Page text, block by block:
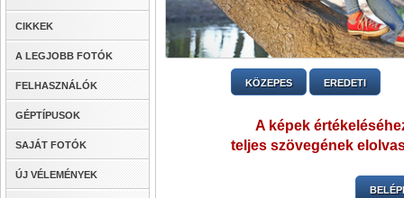
CIKKEK
A LEGJOBB FOTÓK
FELHASZNÁLÓK
GÉPTÍPUSOK
SAJÁT FOTÓK
ÚJ VÉLEMÉNYEK
KÖZEPES EREDETI
A képek
teljes szövegének